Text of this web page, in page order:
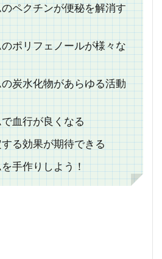
ペクチンが便秘を解消す
ポリフェノールが様々な
炭水化物があらゆる活動
血行が良くなる
る効果が期待できる
手作りしよう！